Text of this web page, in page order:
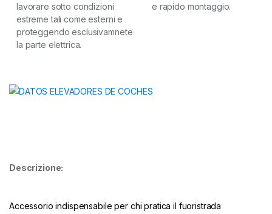
lavorare sotto condizioni
estreme tali come esterni e
proteggendo esclusivamnete
la parte elettrica.
e rapido montaggio.
Descrizione:
Accessorio indispensabile per chi pratica il fuoristrada